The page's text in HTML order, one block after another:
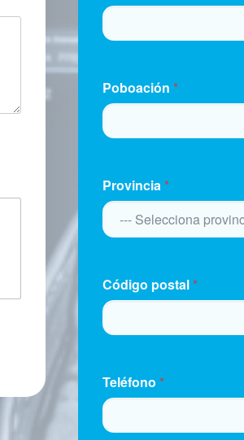
Poboación *
Provincia*
Código postal*
Teléfono *